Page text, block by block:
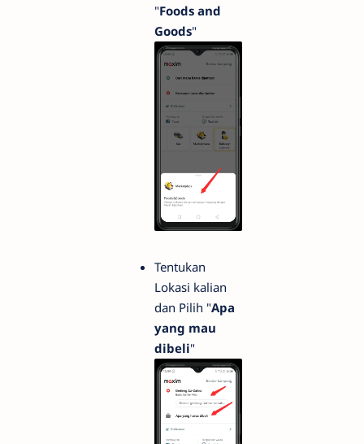
"Foods and
Goods"
Tentukan
Lokasi kalian
dan Pilih "Apa
yang mau
dibeli"